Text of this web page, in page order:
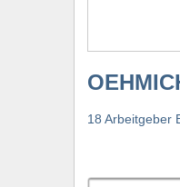
18 Arbeitgeber